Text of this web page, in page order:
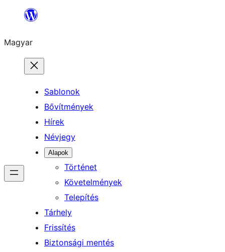
Ugrás
tartalomhoz
Magyar
Sablonok
Bővítmények
Hírek
Névjegy
Alapok
Történet
Követelmények
Telepítés
Tárhely
Frissítés
Biztonsági mentés